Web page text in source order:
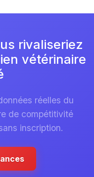
rivaliseriez
vétérinaire
réelles du
de compétitivité
inscription.